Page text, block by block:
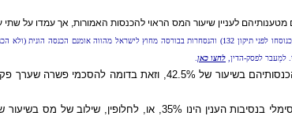
לעניין שיעור המס הראוי להכנסות האמורות, אך עמדו על שתי
* באותו מקרה, קיבל בית-המשפט העליון את ערעורן של רשויות המס וקבע, כי הכנסה ממכירת מניות שמקורן בהקצאת אופציות לפי סעיף 102 (כנוסחו לפני תיקון 132)
לחצו כאן
- כי במהלך השגותיהם על השומות ביקשו את פקיד-השומה לערוך עִמם הסכמי פשרה ולפיו ימוסו